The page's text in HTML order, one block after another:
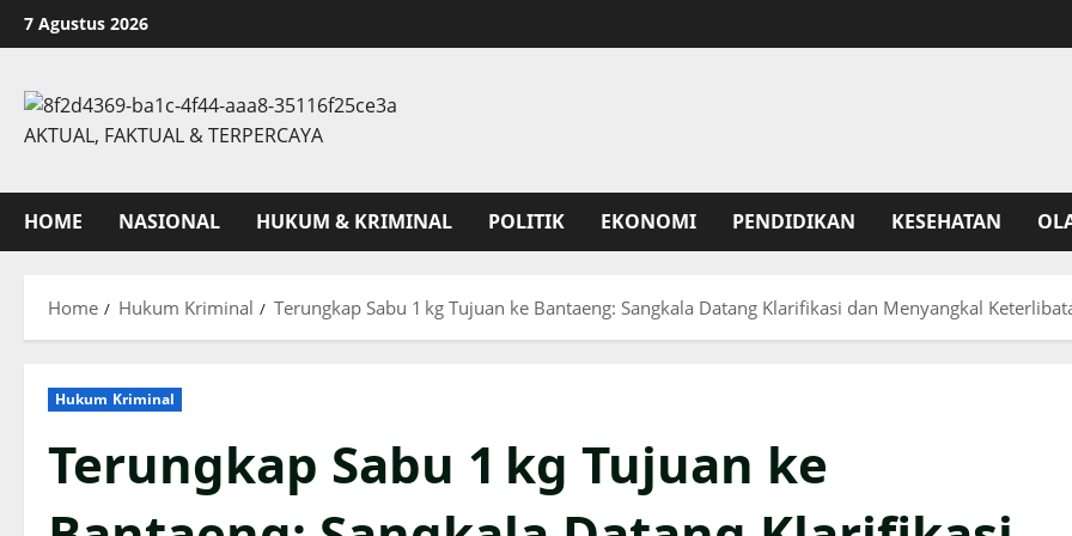
Skip
to
7 Agustus 2026
AKTUAL, FAKTUAL & TERPERCAYA
HOME NASIONAL HUKUM & KRIMINAL POLITIK EKONOMI PENDIDIKAN KESEHATAN
Home Hukum Kriminal Terungkap Sabu 1 kg Tujuan ke Bantaeng: Sangkala Datang Klarifikasi dan Menyangkal
Hukum Kriminal
Terungkap Sabu 1 kg Tujuan ke